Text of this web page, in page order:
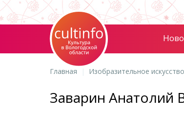
Главная Изобразительное искусство
Заварин Анатолий